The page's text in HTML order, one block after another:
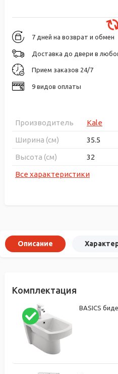
7 дней на возврат и обмен
Доставка до двери в
Прием заказов 24/7
9 видов оплаты
Производитель
Kale
Ширина (см)
35.5
Высота (см)
32
Все характеристики
Описание
Комплектация
BASICS